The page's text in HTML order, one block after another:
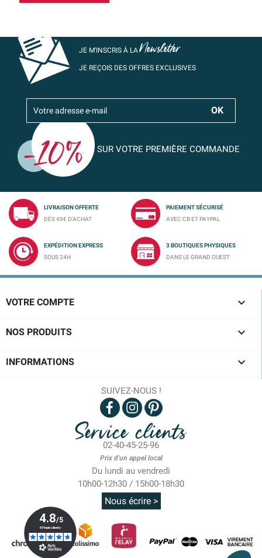
JE M’INSCRIS À LANewsletter
JE REÇOIS DES OFFRES EXCLUSIVES
SUR VOTRE PREMIÈRE COMMANDE
LIVRAISON OFFERTE
DÈS 49€ D'ACHAT
PAIEMENT SÉCURISÉ
AVEC CB ET PAYPAL
EXPÉDITION EXPRESS
SOUS 24H
3 BOUTIQUES PHYSIQUES
DANS LE GRAND OUEST
VOTRE COMPTE 
NOS PRODUITS 
INFORMATIONS 
SUIVEZ-NOUS !
Service clients
02-40-45-25-96
Prix d'un appel local
Du lundi au vendredi
10h00-12h30 / 15h00-18h30
Nous écrire >